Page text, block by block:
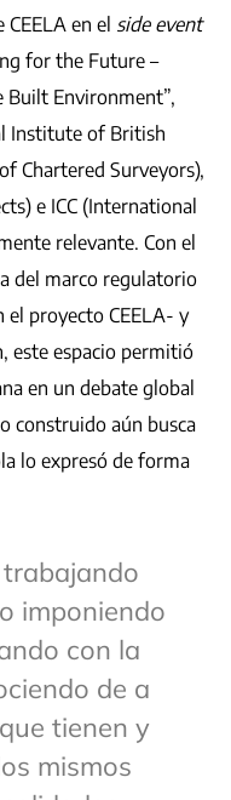
en el side event
for the Future –
Built Environment”,
Institute of British
Chartered Surveyors),
e ICC (International
relevante. Con el
del marco regulatorio
el proyecto CEELA- y
este espacio permitió
en un debate global
construido aún busca
lo expresó de forma
imponiendo
con la
de a
tienen y
mismos